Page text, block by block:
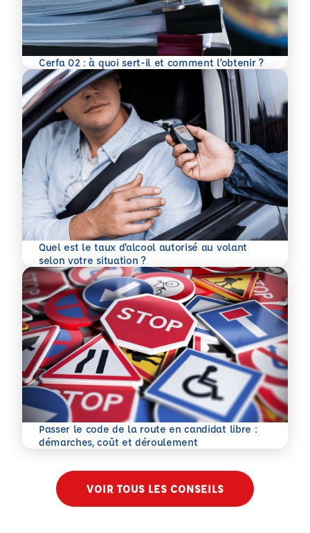
Cerfa 02 : à quoi sert-il et comment l’obtenir ?
En savoir plus
Quel est le taux d’alcool autorisé au volant
selon votre situation ?
En savoir plus
Passer le code de la route en candidat libre :
démarches, coût et déroulement
En savoir plus
VOIR TOUS LES CONSEILS